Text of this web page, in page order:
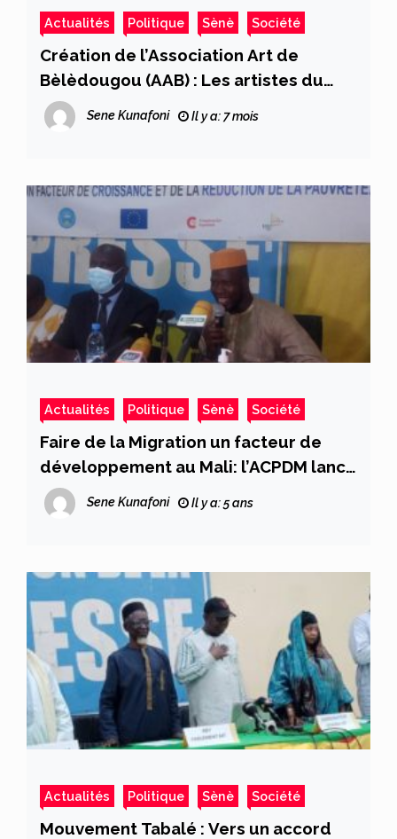
Actualités Politique Sènè Société
Création de l’Association Art de
Bèlèdougou (AAB) : Les artistes du
Bèlèdougou unissent leurs forces
pour la culture
Sene Kunafoni Il y a: 7 mois
Actualités Politique Sènè Société
Faire de la Migration un facteur de
développement au Mali: l’ACPDM lance
un projet prometteur
Sene Kunafoni Il y a: 5 ans
Actualités Politique Sènè Société
Mouvement Tabalé : Vers un accord